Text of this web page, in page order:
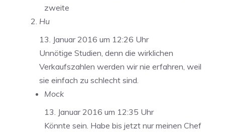
zweite
Hu
13. Januar 2016 um 12:26 Uhr
Unnötige Studien, denn die wirklichen
Verkaufszahlen werden wir nie erfahren, weil
sie einfach zu schlecht sind.
Mock
13. Januar 2016 um 12:35 Uhr
Könnte sein. Habe bis jetzt nur meinen Chef